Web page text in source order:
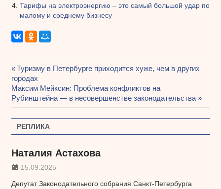
Тарифы на электроэнергию – это самый большой удар по
малому и среднему бизнесу
Навигация
по
записям
Предыдущая
запись:
Туризму в Петербурге приходится хуже, чем в других
городах
Следующая
запись:
Максим Мейксин: Проблема конфликтов на
Рубинштейна — в несовершенстве законодательства
РЕПЛИКА
Наталия Астахова
15.09.2025
Депутат Законодательного собрания Санкт-Петербурга